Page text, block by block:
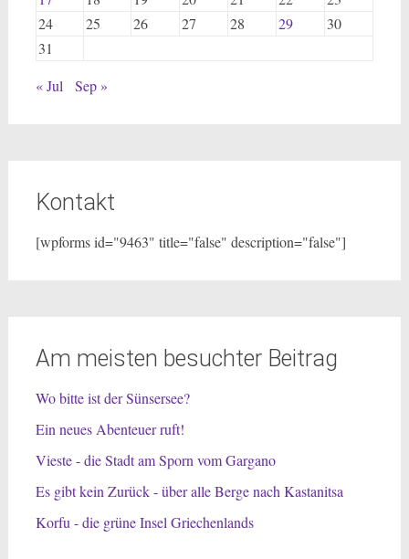
24
25 26 27 28 29
30
31
« Jul
Sep »
Kontakt
[wpforms id="9463" title="false" description="false"]
Am meisten besuchter Beitrag
Wo bitte ist der Sünsersee?
Ein neues Abenteuer ruft!
Vieste - die Stadt am Sporn vom Gargano
Es gibt kein Zurück - über alle Berge nach Kastanitsa
Korfu - die grüne Insel Griechenlands